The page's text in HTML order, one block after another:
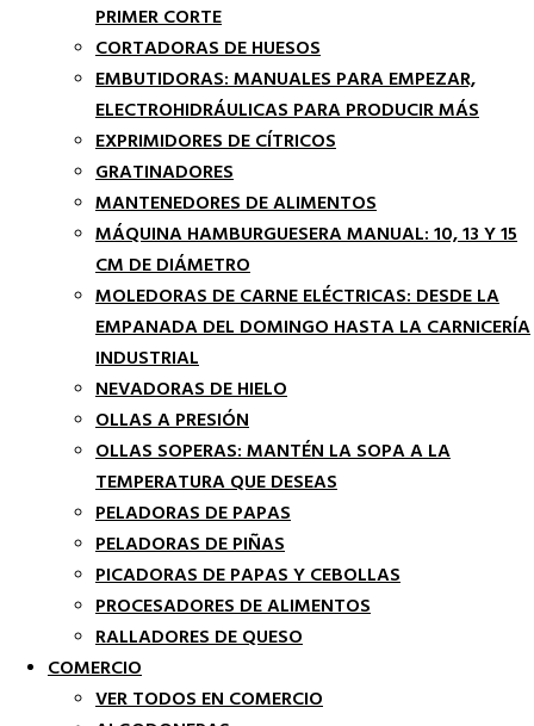
PRIMER CORTE
CORTADORAS DE HUESOS
EMBUTIDORAS: MANUALES PARA EMPEZAR,
ELECTROHIDRÁULICAS PARA PRODUCIR MÁS
EXPRIMIDORES DE CÍTRICOS
GRATINADORES
MANTENEDORES DE ALIMENTOS
MÁQUINA HAMBURGUESERA MANUAL: 10, 13 Y 15
CM DE DIÁMETRO
MOLEDORAS DE CARNE ELÉCTRICAS: DESDE LA
EMPANADA DEL DOMINGO HASTA LA CARNICERÍA
INDUSTRIAL
NEVADORAS DE HIELO
OLLAS A PRESIÓN
OLLAS SOPERAS: MANTÉN LA SOPA A LA
TEMPERATURA QUE DESEAS
PELADORAS DE PAPAS
PELADORAS DE PIÑAS
PICADORAS DE PAPAS Y CEBOLLAS
PROCESADORES DE ALIMENTOS
RALLADORES DE QUESO
COMERCIO
VER TODOS EN COMERCIO